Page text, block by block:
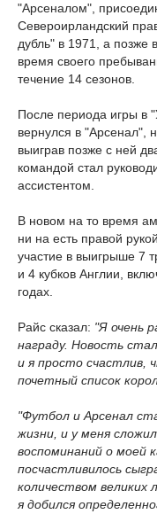
"Арсеналом",
Североирландский
дубль" в 1971, а позже
время своего
течение 14 сезонов.
После периода игры в
вернулся в "Арсенал",
выиграв позже с ней
командой стал
ассистентом.
В новом на то время
ни на есть правой
участие в выигрыше 7
и 4 кубков Англии,
годах.
Райс сказал: "Я очень
награду. Новость
и я просто счастлив,
почетный список
"Футбол и Арсенал
жизни, и у меня
воспоминаний о моей
посчастливилось
количеством великих
я добился